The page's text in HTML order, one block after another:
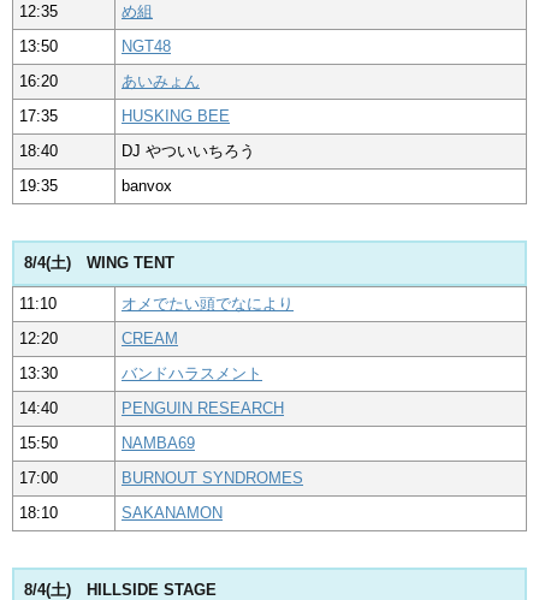
12:35
め組
13:50
NGT48
16:20
あいみょん
17:35
HUSKING BEE
18:40
DJ やついいちろう
19:35
banvox
8/4(土) WING TENT
11:10
オメでたい頭でなにより
12:20
CREAM
13:30
バンドハラスメント
14:40
PENGUIN RESEARCH
15:50
NAMBA69
17:00
BURNOUT SYNDROMES
18:10
SAKANAMON
8/4(土) HILLSIDE STAGE